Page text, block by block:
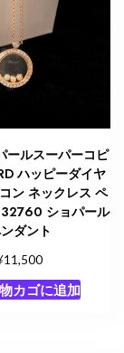
ールスーパーコピ
ハッピーダイヤ
ン ネックレス ペ
ショパール
ダント
11,500
カゴに追加